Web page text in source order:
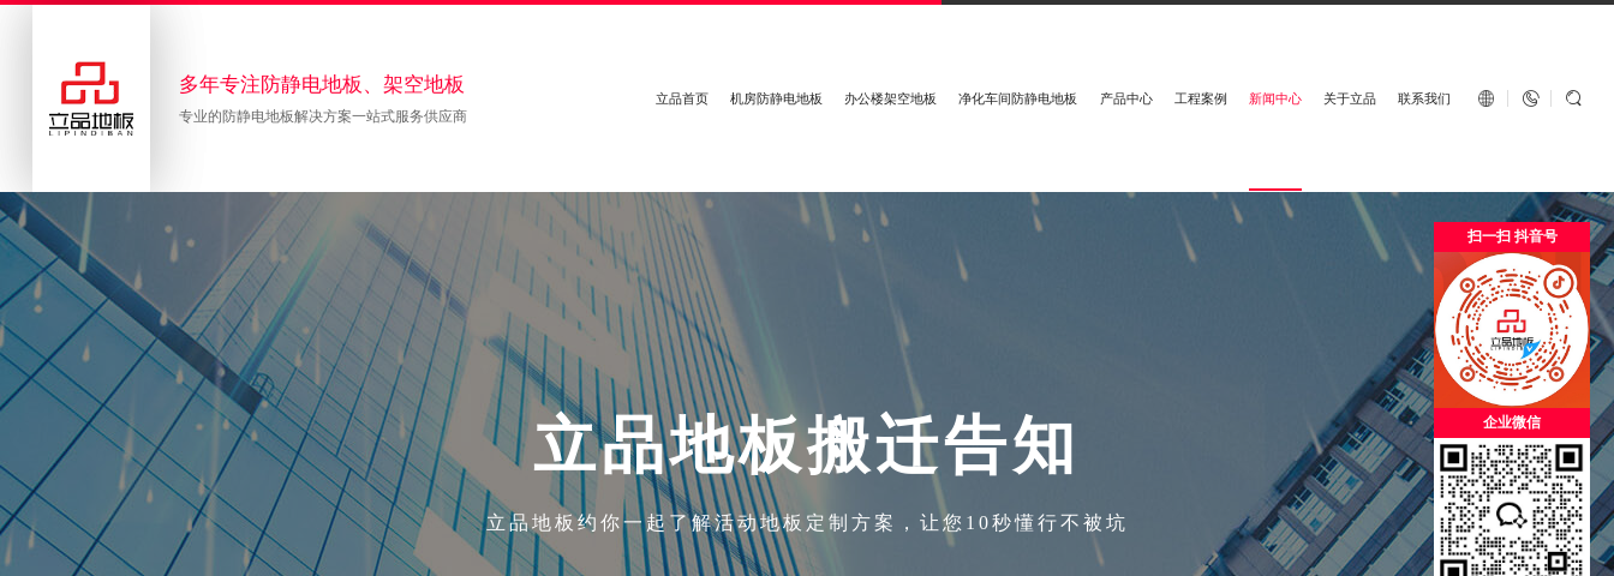
多年专注防静电地板、架空地板
专业的防静电地板解决方案一站式服务供应商
立品首页 机房防静电地板 办公楼架空地板 净化车间防静电地板 产品中心 工程案例 新闻中心 关于立品 联系我们 English  
立品地板搬迁告知
立品地板约你一起了解活动地板定制方案，让您10秒懂行不被坑
扫一扫 抖音号
企业微信